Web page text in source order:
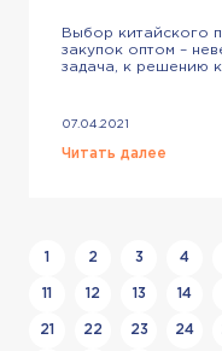
07.04.2021
Выбор китайского
закупок оптом –
задача, к решению
очень многое:
доставку, какого
Читать далее
1 2 3 4
11 12 13 14
21 22 23 24